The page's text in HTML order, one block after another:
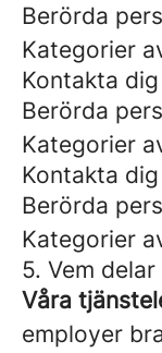
Berörda
Kategorier
Kontakta
Berörda
Kategorier
Kontakta
Berörda
Kategorier
5. Vem
Våra
employer